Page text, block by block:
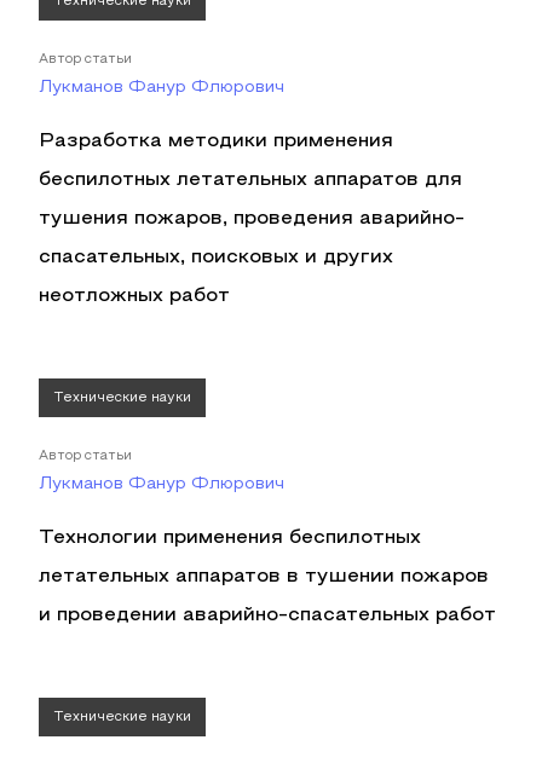
Автор статьи
Лукманов Фанур Флюрович
Разработка методики применения
беспилотных летательных аппаратов для
тушения пожаров, проведения аварийно-
спасательных, поисковых и других
неотложных работ
Технические науки
Автор статьи
Лукманов Фанур Флюрович
Технологии применения беспилотных
летательных аппаратов в тушении пожаров
и проведении аварийно-спасательных работ
Технические науки